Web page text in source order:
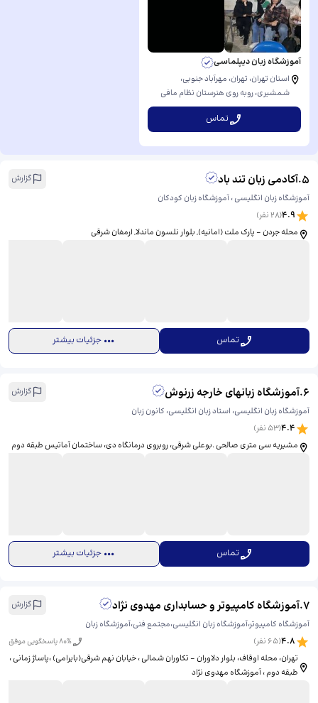
آموزشگاه زبان دیپلماسی
استان تهران، تهران، مهرآباد جنوبی،
شمشیری، ​روبه روی هنرستان نظام مافی
پسران. پلاک ۱۳۱ (ساختمان بیتا) طبقه ۲ واحد
تماس
5
.آکادمی زبان تند باد
گزارش
آموزشگاه زبان انگلیسی ، آموزشگاه زبان کودکان
4.9
(
28نفر)
محله جردن - پارک ملت (امانيه), بلوار نلسون ماندلا, ارمغان شرقی
تماس جزئیات بیشتر
6
.آموزشگاه زبانهای خارجه زرنوش
گزارش
آموزشگاه زبان انگلیسی، استاد زبان انگلیسی، کانون زبان
4.4
(
53 نفر)
مشیریه سی متری صالحی .بوعلی شرقی، روبروی درمانگاه دی، ساختمان آماتیس طبقه دوم
تماس جزئیات بیشتر
7
.آموزشگاه کامپیوتر و حسابداری مهدوی نژاد
گزارش
آموزشگاه کامپیوتر،آموزشگاه زبان انگلیسی،مجتمع فنی،آموزشگاه زبان
4.8
(
65 نفر) 80% پاسخگویی موفق
تهران، محله اوقاف، بلوار دلاوران - تکاوران شمالی ، خیابان نهم شرقی(بایرامی) ،پاساژ زمانی ،
طبقه دوم ، آموزشگاه مهدوی نژاد